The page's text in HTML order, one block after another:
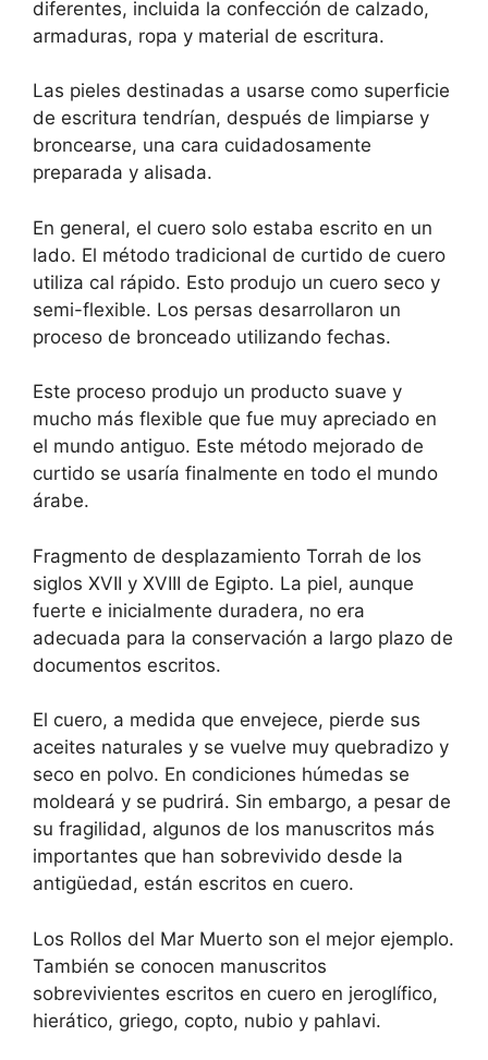
diferentes, incluida la confección de calzado,
armaduras, ropa y material de escritura.
Las pieles destinadas a usarse como superficie
de escritura tendrían, después de limpiarse y
broncearse, una cara cuidadosamente
preparada y alisada.
En general, el cuero solo estaba escrito en un
lado. El método tradicional de curtido de cuero
utiliza cal rápido. Esto produjo un cuero seco y
semi-flexible. Los persas desarrollaron un
proceso de bronceado utilizando fechas.
Este proceso produjo un producto suave y
mucho más flexible que fue muy apreciado en
el mundo antiguo. Este método mejorado de
curtido se usaría finalmente en todo el mundo
árabe.
Fragmento de desplazamiento Torrah de los
siglos XVII y XVIII de Egipto. La piel, aunque
fuerte e inicialmente duradera, no era
adecuada para la conservación a largo plazo de
documentos escritos.
El cuero, a medida que envejece, pierde sus
aceites naturales y se vuelve muy quebradizo y
seco en polvo. En condiciones húmedas se
moldeará y se pudrirá. Sin embargo, a pesar de
su fragilidad, algunos de los manuscritos más
importantes que han sobrevivido desde la
antigüedad, están escritos en cuero.
Los Rollos del Mar Muerto son el mejor ejemplo.
También se conocen manuscritos
sobrevivientes escritos en cuero en jeroglífico,
hierático, griego, copto, nubio y pahlavi.